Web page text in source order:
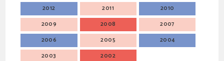
2012
2011
2010
2009
2008
2007
2006
2005
2004
2003
2002